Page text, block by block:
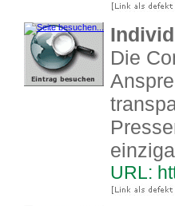
Die
URL: